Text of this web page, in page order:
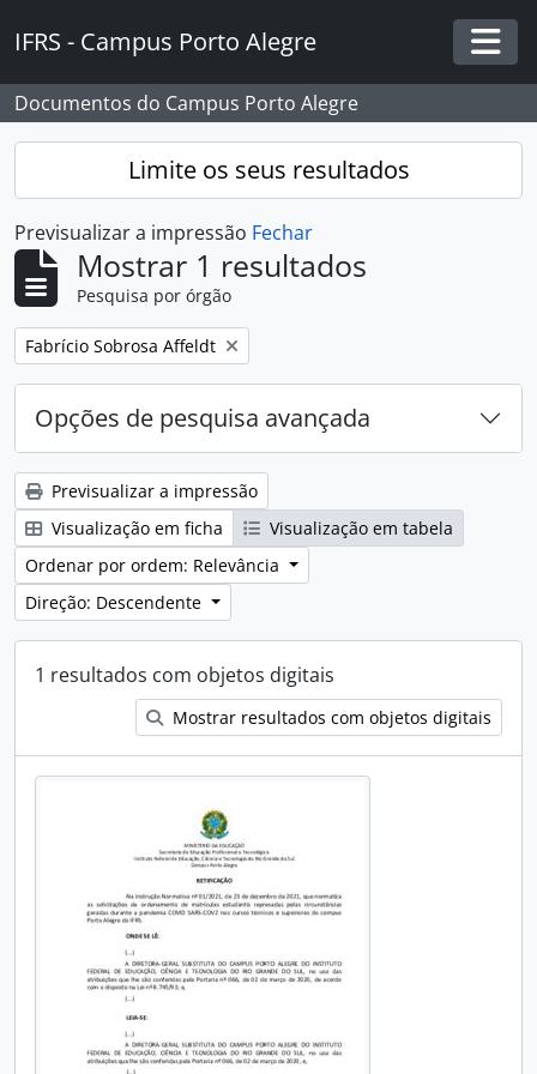
IFRS - Campus Porto Alegre
Documentos do Campus Porto Alegre
Limite os seus resultados
Previsualizar a impressão Fechar
Mostrar 1 resultados
Pesquisa por órgão
Remover filtro:
Fabrício Sobrosa Affeldt
Opções de pesquisa avançada
Previsualizar a impressão
Visualização em ficha
Visualização em tabela
Ordenar por ordem: Relevância
Direção: Descendente
1 resultados com objetos digitais
Mostrar resultados com objetos digitais